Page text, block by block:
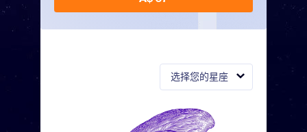
选择您的星座